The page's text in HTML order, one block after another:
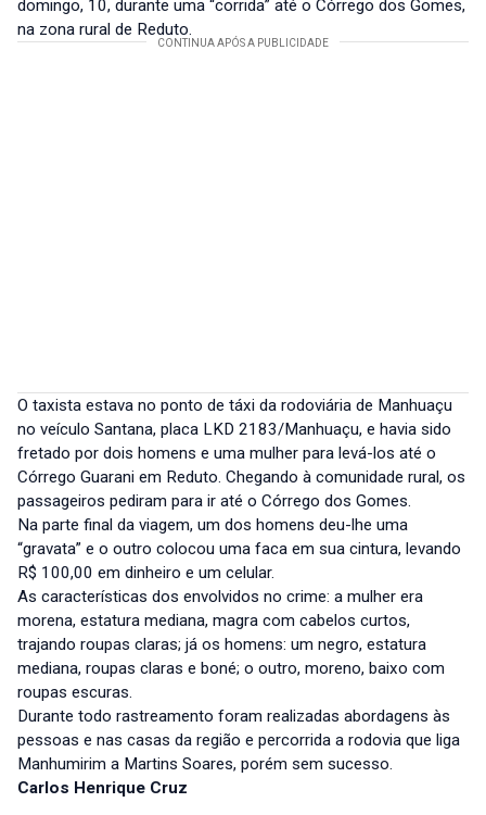
domingo, 10, durante uma “corrida” até o Córrego dos Gomes,
na zona rural de Reduto.
O taxista estava no ponto de táxi da rodoviária de Manhuaçu
no veículo Santana, placa LKD 2183/Manhuaçu, e havia sido
fretado por dois homens e uma mulher para levá-los até o
Córrego Guarani em Reduto. Chegando à comunidade rural, os
passageiros pediram para ir até o Córrego dos Gomes.
Na parte final da viagem, um dos homens deu-lhe uma
“gravata” e o outro colocou uma faca em sua cintura, levando
R$ 100,00 em dinheiro e um celular.
As características dos envolvidos no crime: a mulher era
morena, estatura mediana, magra com cabelos curtos,
trajando roupas claras; já os homens: um negro, estatura
mediana, roupas claras e boné; o outro, moreno, baixo com
roupas escuras.
Durante todo rastreamento foram realizadas abordagens às
pessoas e nas casas da região e percorrida a rodovia que liga
Manhumirim a Martins Soares, porém sem sucesso.
Carlos Henrique Cruz